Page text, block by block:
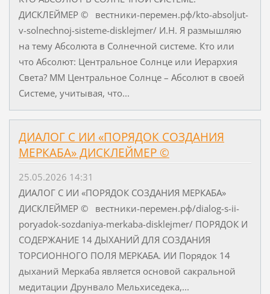
ДИСКЛЕЙМЕР © вестники-перемен.рф/kto-absoljut-
v-solnechnoj-sisteme-disklejmer/ И.Н. Я размышляю
на тему Абсолюта в Солнечной системе. Кто или
что Абсолют: Центральное Солнце или Иерархия
Света? ММ Центральное Солнце – Абсолют в своей
Системе, учитывая, что...
ДИАЛОГ С ИИ «ПОРЯДОК СОЗДАНИЯ
МЕРКАБА» ДИСКЛЕЙМЕР ©
25.05.2026 14:31
ДИАЛОГ С ИИ «ПОРЯДОК СОЗДАНИЯ МЕРКАБА»
ДИСКЛЕЙМЕР © вестники-перемен.рф/dialog-s-ii-
poryadok-sozdaniya-merkaba-disklejmer/ ПОРЯДОК И
СОДЕРЖАНИЕ 14 ДЫХАНИЙ ДЛЯ СОЗДАНИЯ
ТОРСИОННОГО ПОЛЯ МЕРКАБА. ИИ Порядок 14
дыханий Меркаба является основой сакральной
медитации Друнвало Мельхиседека,...